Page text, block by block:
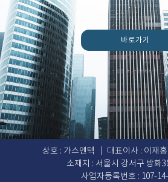
바로가기
상호 : 가스엔텍 ｜ 대표이사 : 이재홍
소재지 : 서울시 강서구 방화3
사업자등록번호 : 107-